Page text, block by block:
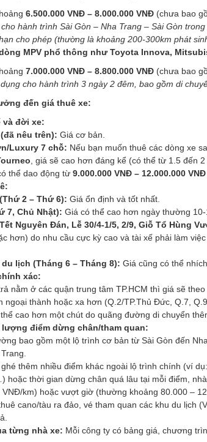
6.500.000 VNĐ – 8.000.000 VNĐ (chưa bao
hành trình Sài Gòn – Nha Trang – Sài Gòn
cho phép (thường là khoảng 200-300km phát
MPV phổ thông như Toyota Innova,
7.000.000 VNĐ – 8.800.000 VNĐ (chưa bao
cho hành trình 3 ngày 2 đêm, bao gồm di
đến giá thuê xe:
và đời xe:
nêu trên): Giá cơ bản.
Luxury 7 chỗ: Nếu bạn muốn thuê các dòng xe
, giá sẽ cao hơn đáng kể (có thể từ 1.5 đến
thể dao động từ 9.000.000 VNĐ – 12.000.000 VNĐ
2 – Thứ 6): Giá ổn định và tốt nhất.
7, Chủ Nhật): Giá có thể cao hơn ngày thường 10-
Nguyên Đán, Lễ 30/4-1/5, 2/9, Giỗ Tổ Hùng
hơn) do nhu cầu cực kỳ cao và tài xế phải làm
du lịch (Tháng 6 – Tháng 8): Giá cũng có thể
xác:
nằm ở các quận trung tâm TP.HCM thì giá sẽ theo
ngoại thành hoặc xa hơn (Q.2/TP.Thủ Đức, Q.7,
cao hơn một chút do quãng đường di chuyển
điểm dừng chân/tham quan:
bao gồm một lộ trình cơ bản từ Sài Gòn đến
thêm nhiều điểm khác ngoài lộ trình chính (ví
hoặc thời gian dừng chân quá lâu tại mỗi điểm,
km) hoặc vượt giờ (thường khoảng 80.000 –
cano/tàu ra đảo, vé tham quan các khu du lịch
từng nhà xe: Mỗi công ty có bảng giá, chương